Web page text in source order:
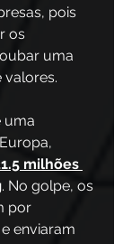
pois
os
uma
valores.
uma
milhões
. No golpe, os
por
enviaram